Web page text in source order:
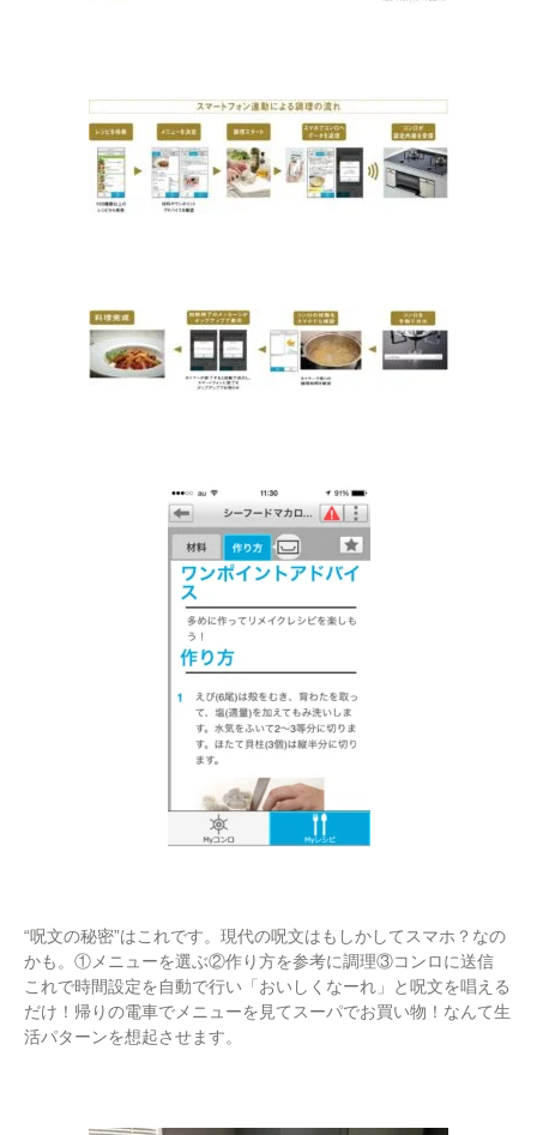
“呪文の秘密”はこれです。現代の呪文はもしかしてスマホ？なの
かも。①メニューを選ぶ②作り方を参考に調理③コンロに送信
これで時間設定を自動で行い「おいしくなーれ」と呪文を唱える
だけ！帰りの電車でメニューを見てスーパでお買い物！なんて生
活パターンを想起させます。